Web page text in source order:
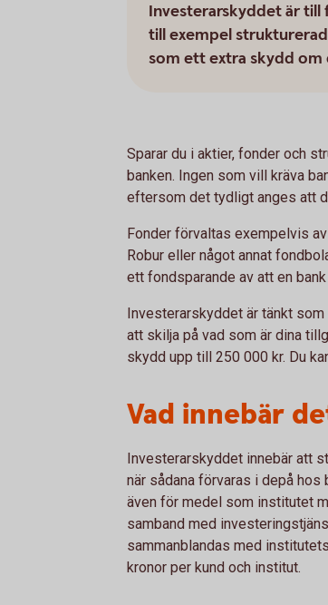
Investerarskyddet är till
till exempel
som ett extra skydd
Sparar du i aktier, fonder och
banken. Ingen som vill kräva
eftersom det tydligt anges att
Fonder förvaltas exempelvis
Robur eller något annat
ett fondsparande av att en
Investerarskyddet är tänkt
att skilja på vad som är dina
skydd upp till 250 000 kr. Du
Vad innebär
Investerarskyddet innebär att
när sådana förvaras i depå
även för medel som institutet
samband med
sammanblandas med
kronor per kund och institut.